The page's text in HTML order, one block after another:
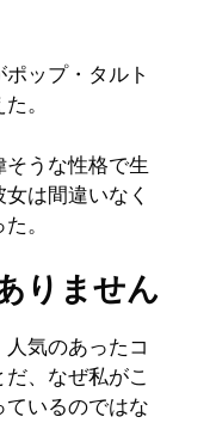
ップ・タルト
。
そうな性格で生
は間違いなく
。
りません
気のあったコ
、なぜ私がこ
いるのではな